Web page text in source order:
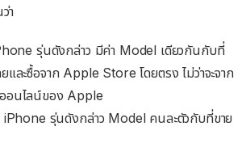
า
รุ่นดังกล่าว มีค่า Model เดียวกันกับที่
และซื้อจาก Apple Store โดยตรง ไม่ว่าจะจาก
อนไลน์ของ Apple
iPhone รุ่นดังกล่าว Model คนละตัวกับที่ขาย